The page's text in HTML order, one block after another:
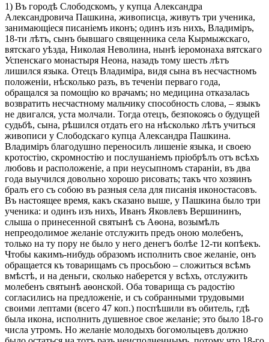
1) Въ городѣ Слободскомъ, у купца Александра
Александровича Пашкина, живописца, живутъ три ученика,
занимающіеся писаніемъ иконъ; одинъ изъ нихъ, Владиміръ,
18-ти лѣтъ, сынъ бывшаго священника села Кырмыжскаго,
вятскаго уѣзда, Николая Неволина, нынѣ іеромонаха вятскаго
Успенскаго монастыря Неона, назадъ тому шесть лѣтъ
лишился языка. Отецъ Владиміра, видя сына въ несчастномъ
положеніи, нѣсколько разъ, въ теченіи перваго года,
обращался за помощію ко врачамъ; но медицина отказалась
возвратить несчастному мальчику способность слова, – языкъ
не двигался, уста молчали. Тогда отецъ, безпокоясь о будущей
судьбѣ, сына, рѣшился отдать его на нѣсколько лѣтъ учиться
живописи у Слободскаго купца Александра Пашкина.
Владиміръ благодушно переносилъ лишеніе языка, и своею
кротостію, скромностію и послушаніемъ пріобрѣлъ отъ всѣхъ
любовь и расположеніе, а при неусыпномъ стараніи, въ два
года выучился довольно хорошо рисовать; такъ что хозяинъ
бралъ его съ собою въ разныя села для писанія иконостасовъ.
Въ настоящее время, какъ сказано выше, у Пашкина было три
ученика: и одинъ изъ нихъ, Иванъ Яковлевъ Вершининъ,
слыша о принесенной святынѣ съ Аѳона, возымѣлъ
непреодолимое желаніе отслужить предъ оною молебенъ,
только на ту пору не было у него денегъ болѣе 12-ти копѣекъ.
Чтобы какимъ-нибудь образомъ исполнить свое желаніе, онъ
обращается къ товарищамъ съ просьбою – сложиться всѣмъ
вмѣстѣ, и на деньги, сколько наберется у всѣхъ, отслужить
молебенъ святынѣ аѳонской. Оба товарища съ радостію
согласились на предложеніе, и съ собранными трудовыми
своими лептами (всего 47 коп.) поспѣшили въ обитель, гдѣ
была икона, исполнить душевное свое желаніе; это было 18-го
числа утромъ. Но желаніе молодыхъ богомольцевъ должно